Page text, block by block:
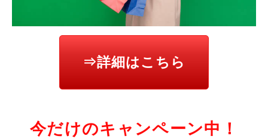
⇒詳細はこちら
今だけのキャンペーン中！